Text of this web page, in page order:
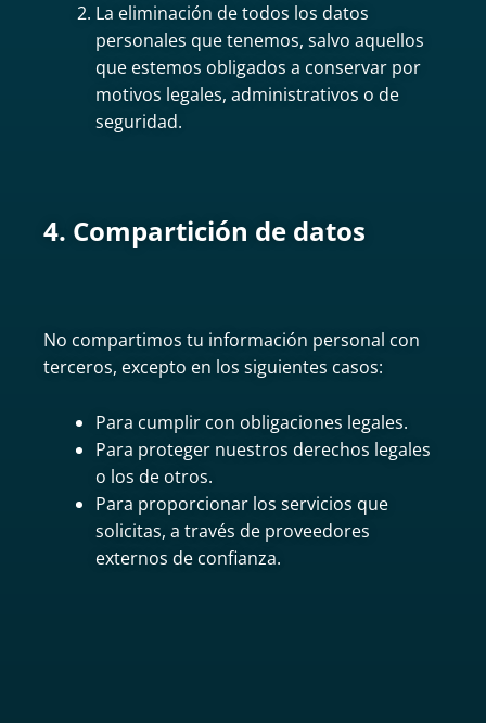
La eliminación de todos los datos
personales que tenemos, salvo aquellos
que estemos obligados a conservar por
motivos legales, administrativos o de
seguridad.
4. Compartición de datos
No compartimos tu información personal con
terceros, excepto en los siguientes casos:
Para cumplir con obligaciones legales.
Para proteger nuestros derechos legales
o los de otros.
Para proporcionar los servicios que
solicitas, a través de proveedores
externos de confianza.